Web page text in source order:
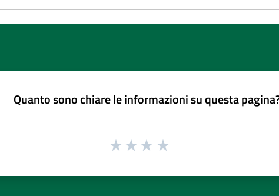
Quanto sono chiare le informazioni su questa